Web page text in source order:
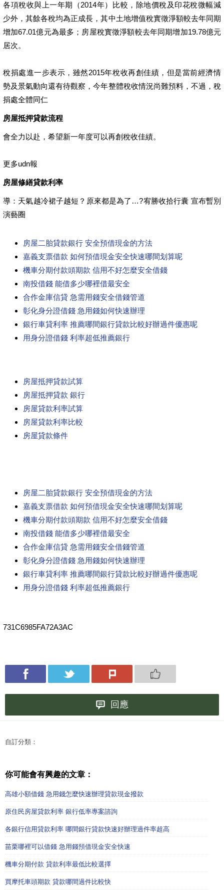
各項稅收與上一年期（2014年）比較，除地價稅及印花稅微幅減
少外，其餘各稅均為正成長，其中土地增值稅實徵淨額較去年同期
增加67.01億元為最多；房屋稅實徵淨額較去年同期增加19.78億元
居次。
稅捐處進一步表示，雖然2015年稅收再創佳績，但是當前經濟情
勢及景氣動向還有待觀察，今年整體稅收情況尚難預料，不過，稅
捐處全體同仁
房屋抵押貸款流程
會全力以赴，希望新一年度可以再創稅收佳績。
更多udn報
房屋修繕貸款利率
導：天氣越冷裙子越短？原來都是為了…?宥勝收拾行囊 宣布暫別
演藝圈
房屋二胎貸款銀行 安全預借現金的方法
嘉義支票借款 如何預借現金安全快速哪間划算呢
機車分期付款頭期款 信用不好怎麼安全借錢
南投借錢 能借多少哪裡借最安全
合作金庫信貸 急需用錢安全借錢管道
彰化身分證借錢 急用錢如何快速辦理
銀行車貸利率 推薦哪間銀行貸款比較好辦過件優惠呢
用身分證借錢 利率超低推薦銀行
房屋抵押貸款試算
房屋抵押貸款 銀行
房屋貸款利率試算
房屋貸款利率比較
房屋貸款條件
房屋二胎貸款銀行 安全預借現金的方法
嘉義支票借款 如何預借現金安全快速哪間划算呢
機車分期付款頭期款 信用不好怎麼安全借錢
南投借錢 能借多少哪裡借最安全
合作金庫信貸 急需用錢安全借錢管道
彰化身分證借錢 急用錢如何快速辦理
銀行車貸利率 推薦哪間銀行貸款比較好辦過件優惠呢
用身分證借錢 利率超低推薦銀行
731C6985FA72A3AC
回應
自訂分類：
你可能會有興趣的文章：
高雄小額借錢 急用錢怎麼快速辦理貸款現金撥款
原住民房屋貸款利率 銀行低率專案諮詢
各銀行信用貸款利率 哪間銀行貸款快速好辦理過件率超高
苗栗哪裡可以借錢 急用錢預借現金安全快速
機車分期付款 貸款利率最低比較選擇
買摩托車頭期款 貸款哪間過件比較快